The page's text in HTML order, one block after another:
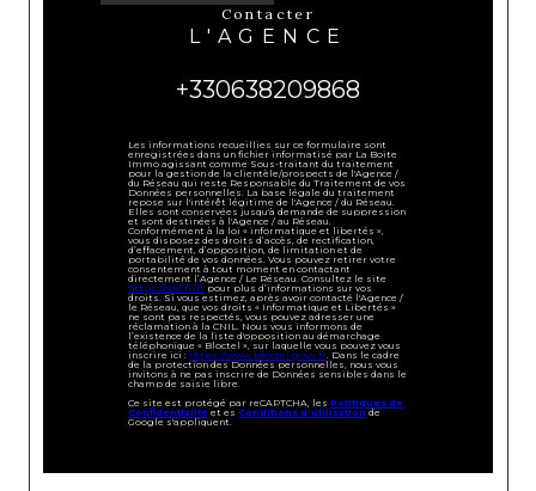
contacter
L'AGENCE
+330638209868
Les informations recueillies sur ce formulaire sont
enregistrées dans un fichier informatisé par La Boite
Immo agissant comme Sous-traitant du traitement
pour la gestion de la clientèle/prospects de l'Agence /
du Réseau qui reste Responsable du Traitement de vos
Données personnelles. La base légale du traitement
repose sur l'intérêt légitime de l'Agence / du Réseau.
Elles sont conservées jusqu'à demande de suppression
et sont destinées à l'Agence / au Réseau.
Conformément à la loi « informatique et libertés »,
vous disposez des droits d’accès, de rectification,
d’effacement, d’opposition, de limitation et de
portabilité de vos données. Vous pouvez retirer votre
consentement à tout moment en contactant
directement l’Agence / Le Réseau. Consultez le site
https://cnil.fr/fr pour plus d’informations sur vos
droits. Si vous estimez, après avoir contacté l'Agence /
le Réseau, que vos droits « Informatique et Libertés »
ne sont pas respectés, vous pouvez adresser une
réclamation à la CNIL. Nous vous informons de
l’existence de la liste d'opposition au démarchage
téléphonique « Bloctel », sur laquelle vous pouvez vous
inscrire ici : https://www.bloctel.gouv.fr . Dans le cadre
de la protection des Données personnelles, nous vous
invitons à ne pas inscrire de Données sensibles dans le
champ de saisie libre.
Ce site est protégé par reCAPTCHA, lesPolitiques de
Confidentialité et esConditions d'utilisationde
Google s'appliquent.